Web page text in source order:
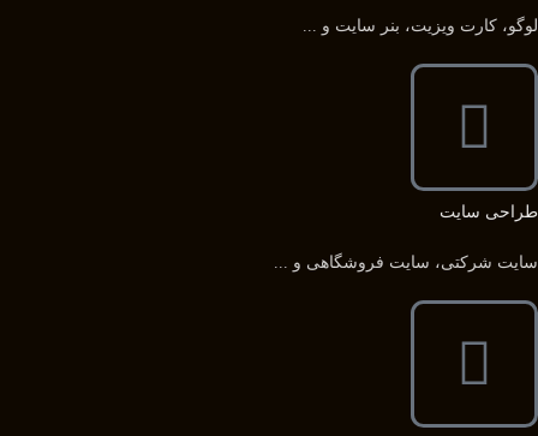
لوگو، کارت ویزیت، بنر سایت و ...
طراحی سایت
سایت شرکتی، سایت فروشگاهی و ...